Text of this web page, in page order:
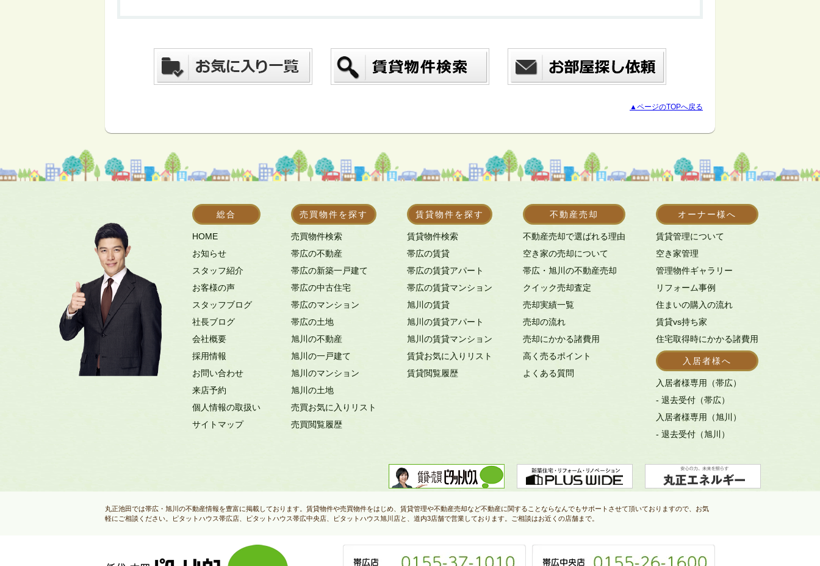
▲ページのTOPへ戻る
総合
HOME
お知らせ
スタッフ紹介
お客様の声
スタッフブログ
社長ブログ
会社概要
採用情報
お問い合わせ
来店予約
個人情報の取扱い
サイトマップ
売買物件を探す
売買物件検索
帯広の不動産
帯広の新築一戸建て
帯広の中古住宅
帯広のマンション
帯広の土地
旭川の不動産
旭川の一戸建て
旭川のマンション
旭川の土地
売買お気に入りリスト
売買閲覧履歴
賃貸物件を探す
賃貸物件検索
帯広の賃貸
帯広の賃貸アパート
帯広の賃貸マンション
旭川の賃貸
旭川の賃貸アパート
旭川の賃貸マンション
賃貸お気に入りリスト
賃貸閲覧履歴
不動産売却
不動産売却で選ばれる理由
空き家の売却について
帯広・旭川の不動産売却
クイック売却査定
売却実績一覧
売却の流れ
売却にかかる諸費用
高く売るポイント
よくある質問
オーナー様へ
賃貸管理について
空き家管理
管理物件ギャラリー
リフォーム事例
住まいの購入の流れ
賃貸vs持ち家
住宅取得時にかかる諸費用
入居者様へ
入居者様専用（帯広）
- 退去受付（帯広）
入居者様専用（旭川）
- 退去受付（旭川）
丸正池田では帯広・旭川の不動産情報を豊富に掲載しております。賃貸物件や売買物件をはじめ、賃貸管理や不動産売却など不動産に関することならなんでもサポートさせて頂いておりますので、お気
軽にご相談ください。ピタットハウス帯広店、ピタットハウス帯広中央店、ピタットハウス旭川店と、道内3店舗で営業しております。ご相談はお近くの店舗まで。